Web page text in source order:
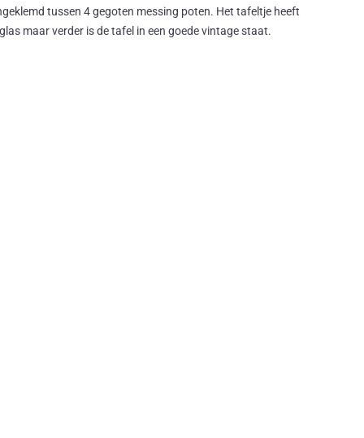
tussen 4 gegoten messing poten. Het tafeltje heeft
maar verder is de tafel in een goede vintage staat.